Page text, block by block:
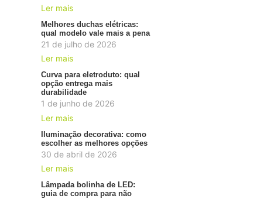
Ler mais
Melhores duchas elétricas:
qual modelo vale mais a pena
21 de julho de 2026
Ler mais
Curva para eletroduto: qual
opção entrega mais
durabilidade
1 de junho de 2026
Ler mais
Iluminação decorativa: como
escolher as melhores opções
30 de abril de 2026
Ler mais
Lâmpada bolinha de LED:
guia de compra para não